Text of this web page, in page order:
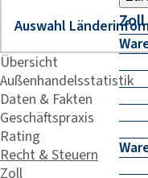
Zoll
Übersicht
Außenhandelsstatistik
Daten & Fakten
Geschäftspraxis
Rating
Recht & Steuern
Zoll